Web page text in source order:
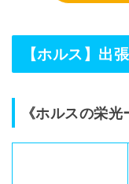
【ホルス】出
《ホルスの栄光